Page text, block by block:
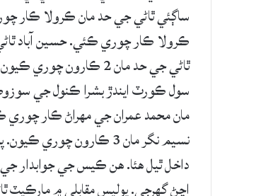
ڪرولا ڪار چوري ڪئي. حسين آباد
ٿاڻي جي حد مان 2
سول ڪورٽ ايندڙ بشرا ڪنول جي
مان محمد عمران جي مهراڻ ڪار
اچڻ گهرجي. پوليس مقابلي ۾